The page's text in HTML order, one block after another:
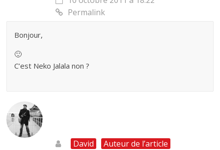
Permalink
Bonjour,
🙂
C’est Neko Jalala non ?
David
Auteur de l’article